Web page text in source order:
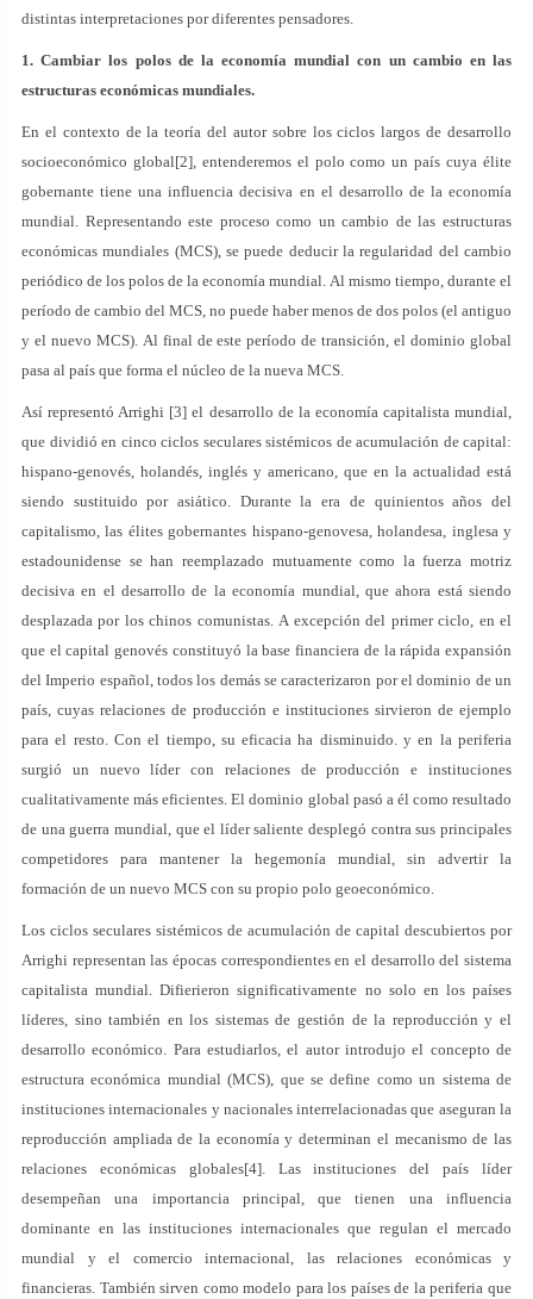
distintas interpretaciones por diferentes pensadores.
1. Cambiar los polos de la economía mundial con un cambio en las
estructuras económicas mundiales.
En el contexto de la teoría del autor sobre los ciclos largos de desarrollo
socioeconómico global[2], entenderemos el polo como un país cuya élite
gobernante tiene una influencia decisiva en el desarrollo de la economía
mundial. Representando este proceso como un cambio de las estructuras
económicas mundiales (MCS), se puede deducir la regularidad del cambio
periódico de los polos de la economía mundial. Al mismo tiempo, durante el
período de cambio del MCS, no puede haber menos de dos polos (el antiguo
y el nuevo MCS). Al final de este período de transición, el dominio global
pasa al país que forma el núcleo de la nueva MCS.
Así representó Arrighi [3] el desarrollo de la economía capitalista mundial,
que dividió en cinco ciclos seculares sistémicos de acumulación de capital:
hispano-genovés, holandés, inglés y americano, que en la actualidad está
siendo sustituido por asiático. Durante la era de quinientos años del
capitalismo, las élites gobernantes hispano-genovesa, holandesa, inglesa y
estadounidense se han reemplazado mutuamente como la fuerza motriz
decisiva en el desarrollo de la economía mundial, que ahora está siendo
desplazada por los chinos comunistas. A excepción del primer ciclo, en el
que el capital genovés constituyó la base financiera de la rápida expansión
del Imperio español, todos los demás se caracterizaron por el dominio de un
país, cuyas relaciones de producción e instituciones sirvieron de ejemplo
para el resto. Con el tiempo, su eficacia ha disminuido. y en la periferia
surgió un nuevo líder con relaciones de producción e instituciones
cualitativamente más eficientes. El dominio global pasó a él como resultado
de una guerra mundial, que el líder saliente desplegó contra sus principales
competidores para mantener la hegemonía mundial, sin advertir la
formación de un nuevo MCS con su propio polo geoeconómico.
Los ciclos seculares sistémicos de acumulación de capital descubiertos por
Arrighi representan las épocas correspondientes en el desarrollo del sistema
capitalista mundial. Difierieron significativamente no solo en los países
líderes, sino también en los sistemas de gestión de la reproducción y el
desarrollo económico. Para estudiarlos, el autor introdujo el concepto de
estructura económica mundial (MCS), que se define como un sistema de
instituciones internacionales y nacionales interrelacionadas que aseguran la
reproducción ampliada de la economía y determinan el mecanismo de las
relaciones económicas globales[4]. Las instituciones del país líder
desempeñan una importancia principal, que tienen una influencia
dominante en las instituciones internacionales que regulan el mercado
mundial y el comercio internacional, las relaciones económicas y
financieras. También sirven como modelo para los países de la periferia que